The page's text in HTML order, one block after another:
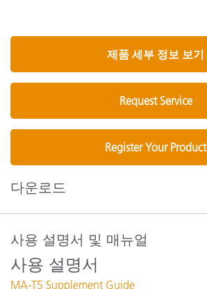
제품 세부 정보 보기
Request Service
Register Your Product
다운로드
사용 설명서 및 매뉴얼
사용 설명서
MA-T5 Supplement Guide